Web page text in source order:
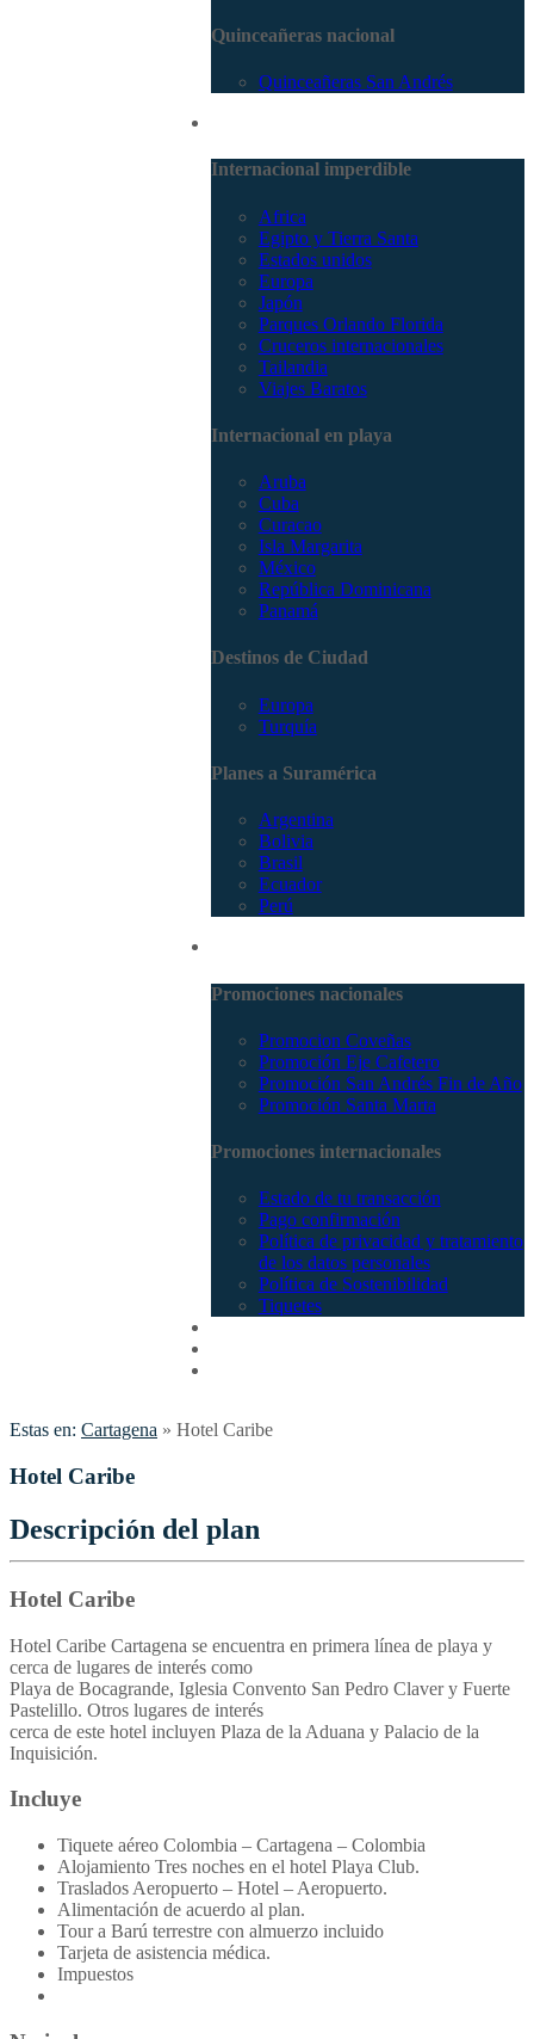
Quinceañeras nacional
Quinceañeras San Andrés
Internacional imperdible
Africa
Egipto y Tierra Santa
Estados unidos
Europa
Japón
Parques Orlando Florida
Cruceros internacionales
Tailandia
Viajes Baratos
Internacional en playa
Aruba
Cuba
Curacao
Isla Margarita
México
República Dominicana
Panamá
Destinos de Ciudad
Europa
Turquía
Planes a Suramérica
Argentina
Bolivia
Brasil
Ecuador
Perú
Promociones nacionales
Promocion Coveñas
Promoción Eje Cafetero
Promoción San Andrés Fin de Año
Promoción Santa Marta
Promociones internacionales
Estado de tu transacción
Pago confirmación
Política de privacidad y tratamiento
de los datos personales
Política de Sostenibilidad
Tiquetes
Estas en: Cartagena » Hotel Caribe
Hotel Caribe
Descripción del plan
Hotel Caribe
Hotel Caribe Cartagena se encuentra en primera línea de playa y
cerca de lugares de interés como
Playa de Bocagrande, Iglesia Convento San Pedro Claver y Fuerte
Pastelillo. Otros lugares de interés
cerca de este hotel incluyen Plaza de la Aduana y Palacio de la
Inquisición.
Incluye
Tiquete aéreo Colombia – Cartagena – Colombia
Alojamiento Tres noches en el hotel Playa Club.
Traslados Aeropuerto – Hotel – Aeropuerto.
Alimentación de acuerdo al plan.
Tour a Barú terrestre con almuerzo incluido
Tarjeta de asistencia médica.
Impuestos